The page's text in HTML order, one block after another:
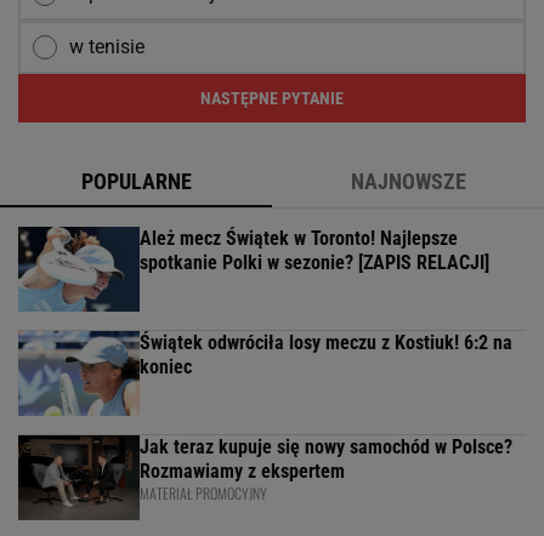
w tenisie
NASTĘPNE PYTANIE
POPULARNE NAJNOWSZE
Ależ mecz Świątek w Toronto! Najlepsze
spotkanie Polki w sezonie? [ZAPIS RELACJI]
Świątek odwróciła losy meczu z Kostiuk! 6:2 na
koniec
Jak teraz kupuje się nowy samochód w Polsce?
Rozmawiamy z ekspertem
MATERIAŁ PROMOCYJNY